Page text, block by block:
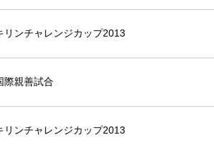
リンチャレンジカップ2013
際親善試合
リンチャレンジカップ2013